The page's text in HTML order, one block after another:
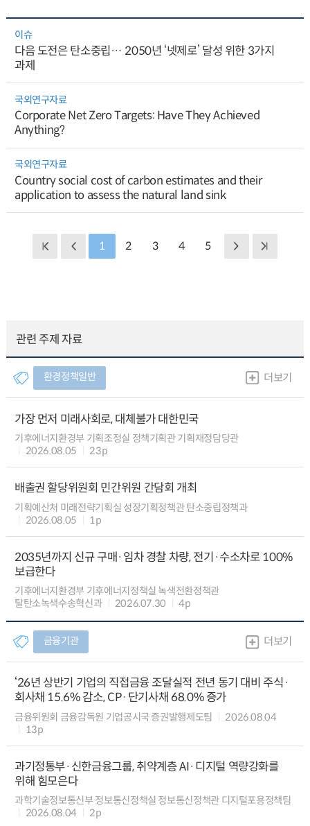
이슈
다음 도전은 탄소중립… 2050년 ‘넷제로’ 달성 위한 3가지
과제
국외연구자료
Corporate Net Zero Targets: Have They Achieved
Anything?
국외연구자료
Country social cost of carbon estimates and their
application to assess the natural land sink
1 2 3 4 5
관련 주제 자료
환경정책일반 더보기
가장 먼저 미래사회로, 대체불가 대한민국
기후에너지환경부 기획조정실 정책기획관 기획재정담당관
2026.08.05
23p
배출권 할당위원회 민간위원 간담회 개최
기획예산처 미래전략기획실 성장기획정책관 탄소중립정책과
2026.08.05
1p
2035년까지 신규 구매·임차 경찰 차량, 전기·수소차로 100%
보급한다
기후에너지환경부 기후에너지정책실 녹색전환정책관
탈탄소녹색수송혁신과
2026.07.30 4p
금융기관 더보기
‘26년 상반기 기업의 직접금융 조달실적 전년 동기 대비 주식·
회사채 15.6% 감소, CP·단기사채 68.0% 증가
금융위원회 금융감독원 기업공시국 증권발행제도팀
2026.08.04
13p
과기정통부·신한금융그룹, 취약계층 AI·디지털 역량강화를
위해 힘모은다
과학기술정보통신부 정보통신정책실 정보통신정책관 디지털포용정책팀
2026.08.04
2p